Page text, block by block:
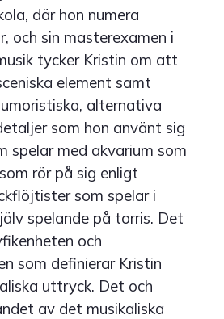
där hon numera
och sin masterexamen i
tycker Kristin om att
element samt
alternativa
som hon använt sig
spelar med akvarium som
rör på sig enligt
som spelar i
spelande på torris. Det
och
som definierar Kristin
uttryck. Det och
av det musikaliska